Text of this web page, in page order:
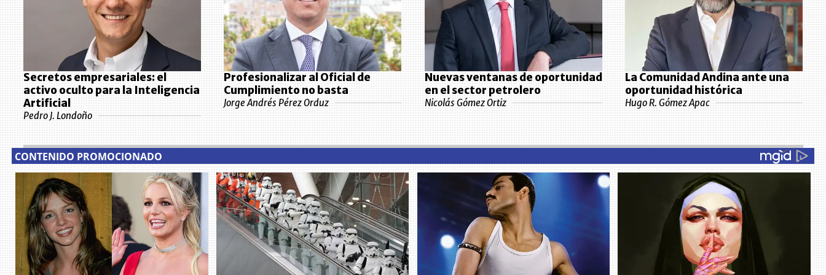
Secretos empresariales: el
activo oculto para la Inteligencia
Artificial
Pedro J. Londoño
Profesionalizar al Oficial de
Cumplimiento no basta
Jorge Andrés Pérez Orduz
Nuevas ventanas de oportunidad
en el sector petrolero
Nicolás Gómez Ortiz
La Comunidad Andina ante una
oportunidad histórica
Hugo R. Gómez Apac